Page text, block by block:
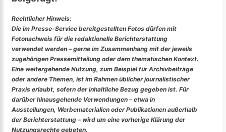
Rechtlicher Hinweis:
Die im Presse-Service bereitgestellten Fotos dürfen mit
Fotonachweis für die redaktionelle Berichterstattung
verwendet werden – gerne im Zusammenhang mit der jeweils
zugehörigen Pressemitteilung oder dem thematischen Kontext.
Eine weitergehende Nutzung, zum Beispiel für Archivbeiträge
oder andere Themen, ist im Rahmen üblicher journalistischer
Praxis erlaubt, sofern der inhaltliche Bezug gegeben ist. Für
darüber hinausgehende Verwendungen – etwa in
Ausstellungen, Werbematerialien oder Publikationen außerhalb
der Berichterstattung – wird um eine vorherige Klärung der
Nutzungsrechte gebeten.